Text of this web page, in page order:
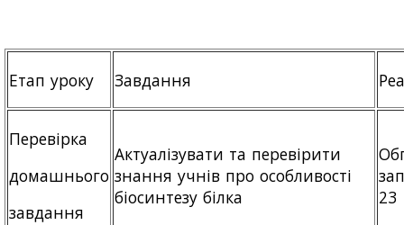
Етап уроку Завдання
Перевірка
домашнього
завдання
Актуалізувати та перевірити
знання учнів про особливості
біосинтезу білка
23